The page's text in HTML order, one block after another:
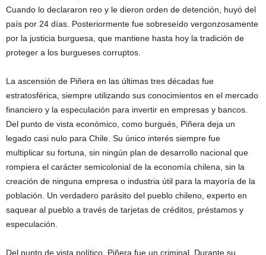
Cuando lo declararon reo y le dieron orden de detención, huyó del
país por 24 días. Posteriormente fue sobreseído vergonzosamente
por la justicia burguesa, que mantiene hasta hoy la tradición de
proteger a los burgueses corruptos.
La ascensión de Piñera en las últimas tres décadas fue
estratosférica, siempre utilizando sus conocimientos en el mercado
financiero y la especulación para invertir en empresas y bancos.
Del punto de vista económico, como burgués, Piñera deja un
legado casi nulo para Chile. Su único interés siempre fue
multiplicar su fortuna, sin ningún plan de desarrollo nacional que
rompiera el carácter semicolonial de la economía chilena, sin la
creación de ninguna empresa o industria útil para la mayoría de la
población. Un verdadero parásito del pueblo chileno, experto en
saquear al pueblo a través de tarjetas de créditos, préstamos y
especulación.
Del punto de vista político, Piñera fue un criminal. Durante su